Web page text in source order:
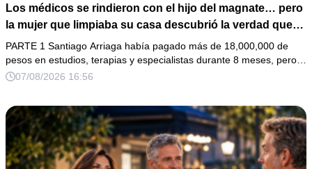
Los médicos se rindieron con el hijo del magnate… pero
la mujer que limpiaba su casa descubrió la verdad que
nadie quiso escuchar.
PARTE 1 Santiago Arriaga había pagado más de 18,000,000 de
pesos en estudios, terapias y especialistas durante 8 meses, pero…
07/08/2026 16:56